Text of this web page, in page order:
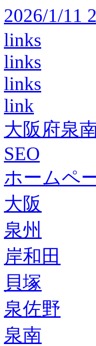
2026/1/11
links
links
links
link
大阪府泉
SEO
ホームペ
大阪
泉州
岸和田
貝塚
泉佐野
泉南